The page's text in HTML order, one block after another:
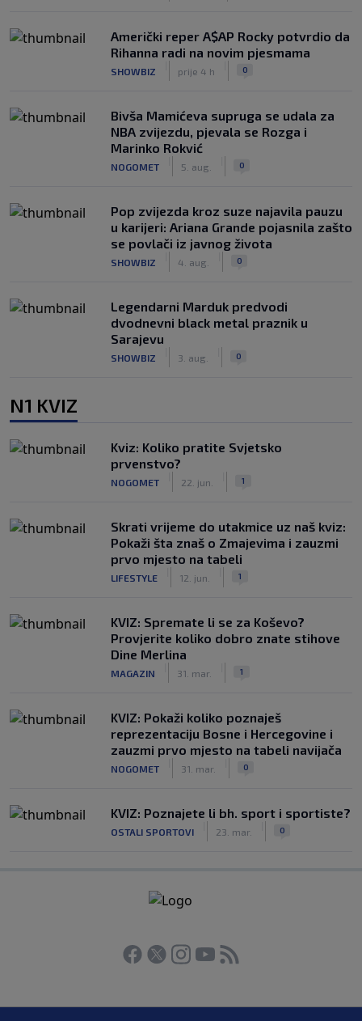
Američki reper A$AP Rocky potvrdio da
Rihanna radi na novim pjesmama
SHOWBIZ prije 4 h 0
Bivša Mamićeva supruga se udala za
NBA zvijezdu, pjevala se Rozga i
Marinko Rokvić
NOGOMET 5. aug. 0
Pop zvijezda kroz suze najavila pauzu
u karijeri: Ariana Grande pojasnila zašto
se povlači iz javnog života
SHOWBIZ 4. aug. 0
Legendarni Marduk predvodi
dvodnevni black metal praznik u
Sarajevu
SHOWBIZ 3. aug. 0
N1 KVIZ
Kviz: Koliko pratite Svjetsko
prvenstvo?
NOGOMET 22. jun. 1
Skrati vrijeme do utakmice uz naš kviz:
Pokaži šta znaš o Zmajevima i zauzmi
prvo mjesto na tabeli
LIFESTYLE 12. jun. 1
KVIZ: Spremate li se za Koševo?
Provjerite koliko dobro znate stihove
Dine Merlina
MAGAZIN 31. mar. 1
KVIZ: Pokaži koliko poznaješ
reprezentaciju Bosne i Hercegovine i
zauzmi prvo mjesto na tabeli navijača
NOGOMET 31. mar. 0
KVIZ: Poznajete li bh. sport i sportiste?
OSTALI SPORTOVI 23. mar. 0